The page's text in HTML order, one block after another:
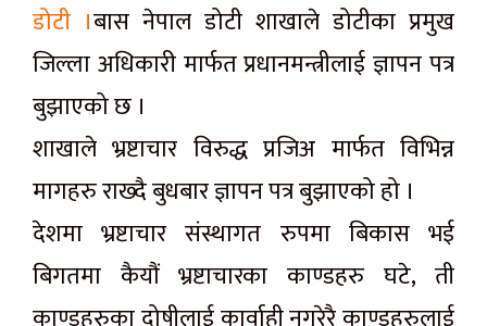
डोटी ।बास नेपाल डोटी शाखाले डोटीका प्रमुख
जिल्ला अधिकारी मार्फत प्रधानमन्त्रीलाई ज्ञापन पत्र
बुझाएको छ ।
शाखाले भ्रष्टाचार विरुद्ध प्रजिअ मार्फत विभिन्न
मागहरु राख्दै बुधबार ज्ञापन पत्र बुझाएको हो ।
देशमा भ्रष्टाचार संस्थागत रुपमा बिकास भई
बिगतमा कैयौं भ्रष्टाचारका काण्डहरु घटे, ती